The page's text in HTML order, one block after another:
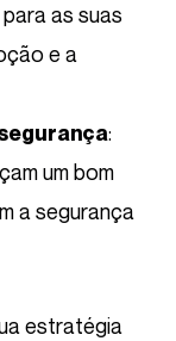
as suas
e a
:
um bom
a segurança